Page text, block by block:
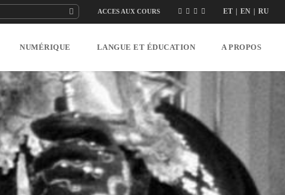
ACCES AUX COURS ET EN RU
NUMÉRIQUE LANGUE ET ÉDUCATION A PROPOS